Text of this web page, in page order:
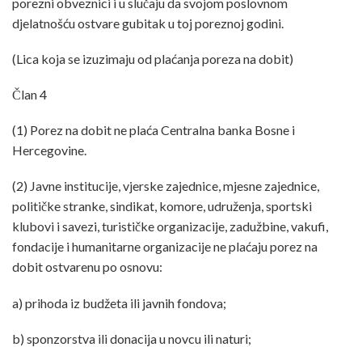
djelatnošću ostvare gubitak u toj poreznoj godini.
(Lica koja se izuzimaju od plaćanja poreza na dobit)
Član 4
(1) Porez na dobit ne plaća Centralna banka Bosne i
Hercegovine.
(2) Javne institucije, vjerske zajednice, mjesne zajednice,
političke stranke, sindikat, komore, udruženja, sportski
klubovi i savezi, turističke organizacije, zadužbine, vakufi,
fondacije i humanitarne organizacije ne plaćaju porez na
dobit ostvarenu po osnovu:
a) prihoda iz budžeta ili javnih fondova;
b) sponzorstva ili donacija u novcu ili naturi;